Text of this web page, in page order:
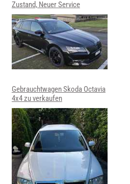
Zustand, Neuer Service
Gebrauchtwagen Skoda Octavia
4x4 zu verkaufen